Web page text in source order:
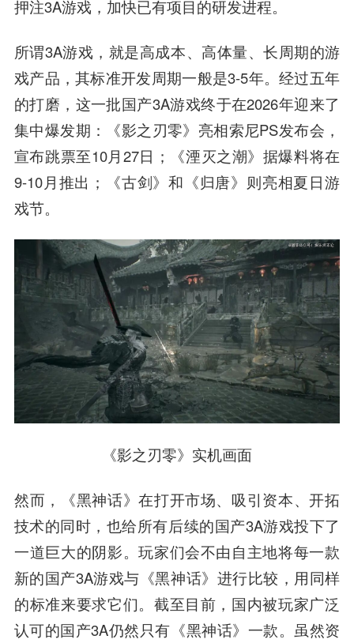
押注3A游戏，加快已有项目的研发进程。
所谓3A游戏，就是高成本、高体量、长周期的游
戏产品，其标准开发周期一般是3-5年。经过五年
的打磨，这一批国产3A游戏终于在2026年迎来了
集中爆发期：《影之刃零》亮相索尼PS发布会，
宣布跳票至10月27日；《湮灭之潮》据爆料将在
9-10月推出；《古剑》和《归唐》则亮相夏日游
戏节。
《影之刃零》实机画面
然而，《黑神话》在打开市场、吸引资本、开拓
技术的同时，也给所有后续的国产3A游戏投下了
一道巨大的阴影。玩家们会不由自主地将每一款
新的国产3A游戏与《黑神话》进行比较，用同样
的标准来要求它们。截至目前，国内被玩家广泛
认可的国产3A仍然只有《黑神话》一款。虽然资